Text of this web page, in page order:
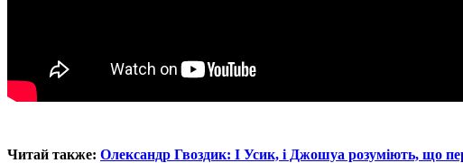
Читай также: Олександр Гвоздик: І Усик, і Джошуа розуміють, що